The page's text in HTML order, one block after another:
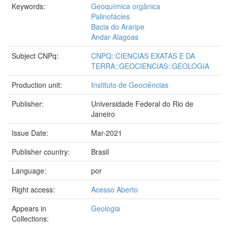
Keywords:
Geoquímica orgânica
Palinofácies
Bacia do Araripe
Andar Alagoas
Subject CNPq:
CNPQ::CIENCIAS EXATAS E DA
TERRA::GEOCIENCIAS::GEOLOGIA
Production unit:
Instituto de Geociências
Publisher:
Universidade Federal do Rio de
Janeiro
Issue Date:
Mar-2021
Publisher country:
Brasil
Language:
por
Right access:
Acesso Aberto
Appears in
Collections:
Geologia